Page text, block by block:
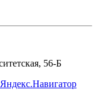
56-Б